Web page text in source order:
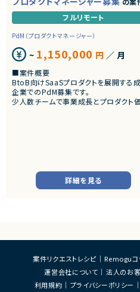
フルリモート
PdM（プロダクトマネージャー）
~ 1,150,000 円 ／ 月
■案件概要
BtoB向けSaaSプロダクトを展開する
企業でのPdM募集です。
少人数チームで事業成長とプロダクト
・新規サービス開発プロジェクト
・仮説立案、検証、優先順位付け
・KPI設計、ロードマップ策定および運用
・エンジニア、デザイナー、CS、Biz、マ
ィングとの連携推進
詳細を見る
案件リクエストレシピ Remoguコ
運営会社について
法人のお
利用規約
プライバシーポリシー